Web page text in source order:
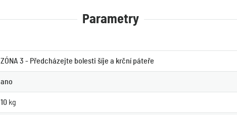
Parametry
ZÓNA 3 - Předcházejte bolesti šíje a krční páteře
ano
10 kg